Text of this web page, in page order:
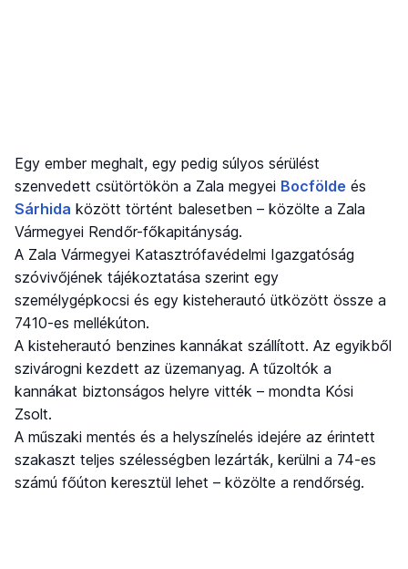
Egy ember meghalt, egy pedig súlyos sérülést
szenvedett csütörtökön a Zala megyei Bocfölde és
Sárhida között történt balesetben – közölte a Zala
Vármegyei Rendőr-főkapitányság.
A Zala Vármegyei Katasztrófavédelmi Igazgatóság
szóvivőjének tájékoztatása szerint egy
személygépkocsi és egy kisteherautó ütközött össze a
7410-es mellékúton.
A kisteherautó benzines kannákat szállított. Az egyikből
szivárogni kezdett az üzemanyag. A tűzoltók a
kannákat biztonságos helyre vitték – mondta Kósi
Zsolt.
A műszaki mentés és a helyszínelés idejére az érintett
szakaszt teljes szélességben lezárták, kerülni a 74-es
számú főúton keresztül lehet – közölte a rendőrség.